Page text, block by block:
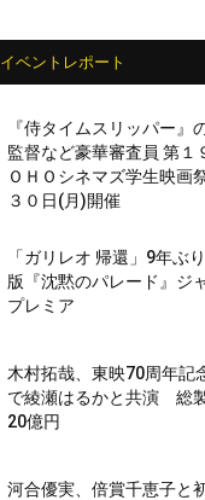
イベントレポート
『侍タイムスリッパー』
監督など豪華審査員 第１
ＯＨＯシネマズ学生映画
３０日(月)開催
「ガリレオ 帰還」9年ぶ
版『沈黙のパレード』ジ
プレミア
木村拓哉、東映70周年記
で綾瀬はるかと共演 総
20億円
河合優実、倍賞千恵子と